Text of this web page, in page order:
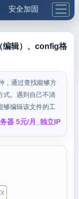
安全加固
更多工具
编辑）、config格
，通过查找能够方
式。遇到自己不清
够编辑该文件的工
器 5元/月_独立IP